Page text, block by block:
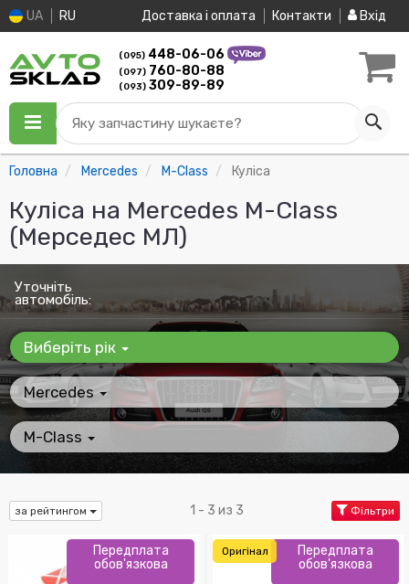
UA RU Доставка і оплата Контакти Вхід
(095) 448-06-06
(097) 760-80-88
(093) 309-89-89
Яку запчастину шукаєте?
Головна Mercedes M-Class Куліса
Куліса на Mercedes M-Class
(Мерседес МЛ)
Уточніть
автомобіль:
Виберіть рік
Mercedes
M-Class
за рейтингом 1 - 3 из 3 Фільтри
Передплата
обов'язкова
Передплата
обов'язкова
Оригінал